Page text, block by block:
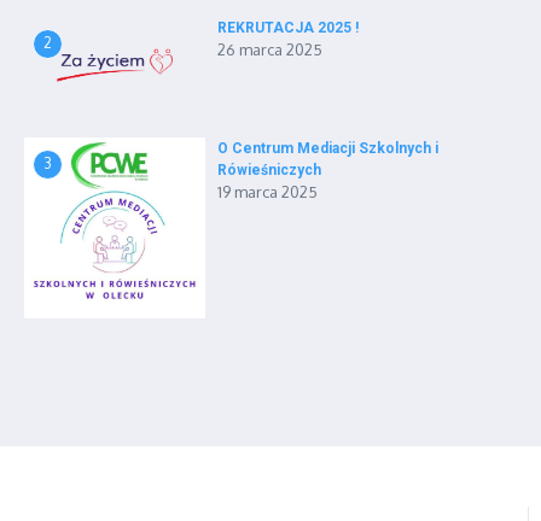
2
REKRUTACJA 2025 !
26 marca 2025
3
O Centrum Mediacji Szkolnych i
Rówieśniczych
19 marca 2025